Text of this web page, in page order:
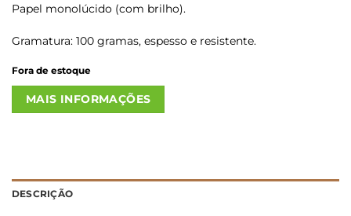
Papel monolúcido (com brilho).
Gramatura: 100 gramas, espesso e resistente.
Fora de estoque
MAIS INFORMAÇÕES
DESCRIÇÃO